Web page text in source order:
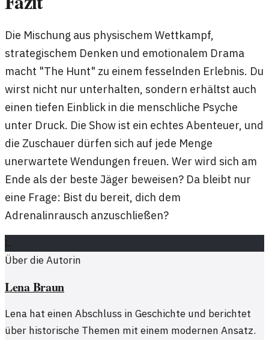
Die Mischung aus physischem Wettkampf,
strategischem Denken und emotionalem Drama
macht "The Hunt" zu einem fesselnden Erlebnis. Du
wirst nicht nur unterhalten, sondern erhältst auch
einen tiefen Einblick in die menschliche Psyche
unter Druck. Die Show ist ein echtes Abenteuer, und
die Zuschauer dürfen sich auf jede Menge
unerwartete Wendungen freuen. Wer wird sich am
Ende als der beste Jäger beweisen? Da bleibt nur
eine Frage: Bist du bereit, dich dem
Adrenalinrausch anzuschließen?
L
Über die Autorin
Lena Braun
Lena hat einen Abschluss in Geschichte und berichtet
über historische Themen mit einem modernen Ansatz.